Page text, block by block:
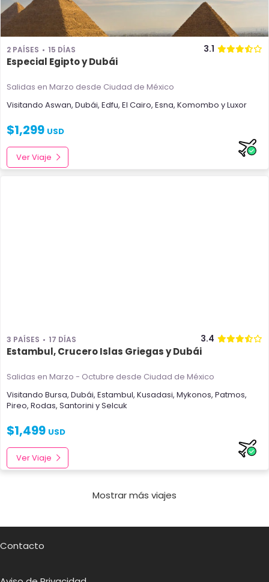
2 PAÍSES 15 DÍAS 3.1
Especial Egipto y Dubái
Salidas en Marzo desde Ciudad de México
Visitando Aswan, Dubái, Edfu, El Cairo, Esna, Komombo yLuxor
$1,299 USD
Ver Viaje
3 PAÍSES 17 DÍAS 3.4
Estambul, Crucero Islas Griegas y Dubái
Salidas en Marzo - Octubre desde Ciudad de México
Visitando Bursa, Dubái, Estambul, Kusadasi, Mykonos, Patmos,
Pireo, Rodas, Santorini ySelcuk
$1,499 USD
Ver Viaje
Mostrar más viajes
Contacto